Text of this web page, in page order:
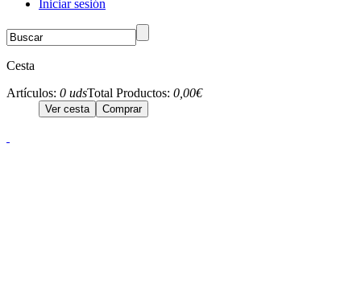
Iniciar sesión
Cesta
Artículos: 0 udsTotal Productos: 0,00€